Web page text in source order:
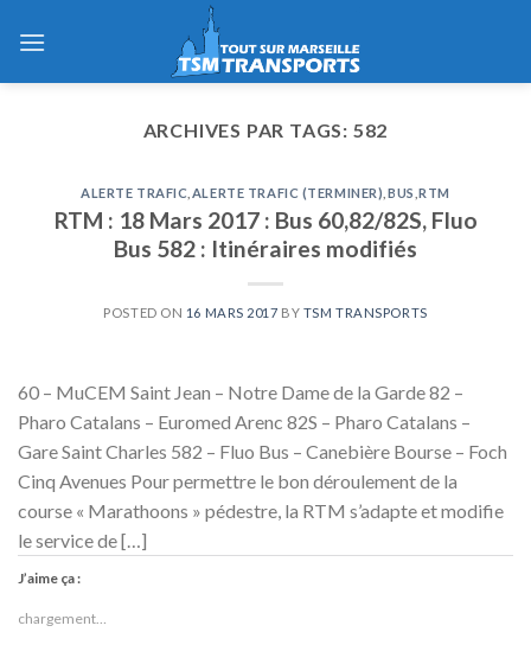
ARCHIVES PAR TAGS: 582
ALERTE TRAFIC ALERTE TRAFIC (TERMINER) BUS ,RTM
RTM : 18 Mars 2017 : Bus 60,82/82S, Fluo
Bus 582 : Itinéraires modifiés
POSTED ON 16 MARS 2017 BY TSM TRANSPORTS
60 – MuCEM Saint Jean – Notre Dame de la Garde 82 –
Pharo Catalans – Euromed Arenc 82S – Pharo Catalans –
Gare Saint Charles 582 – Fluo Bus – Canebière Bourse – Foch
Cinq Avenues Pour permettre le bon déroulement de la
course « Marathoons » pédestre, la RTM s’adapte et modifie
le service de […]
J’aime ça :
chargement…